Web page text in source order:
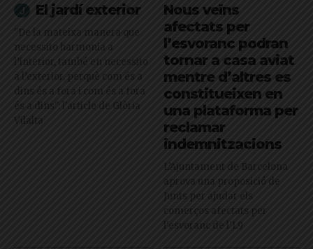
El jardí exterior
"De la mateixa manera que
necessito harmonia a
l’interior, també en necessito
a l’exterior, perquè com és a
dins és a fora i com és a fora
és a dins": l'article de Glòria
Vilalta
Nous veïns
afectats per
l’esvoranc podran
tornar a casa aviat
mentre d’altres es
constitueixen en
una plataforma per
reclamar
indemnitzacions
L’Ajuntament de Barcelona
aprova una proposició de
Junts per ajudar els
comerços afectats per
l'esvoranc de l'L9